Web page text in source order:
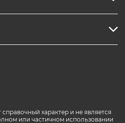
характер и не является
или частичном использовании